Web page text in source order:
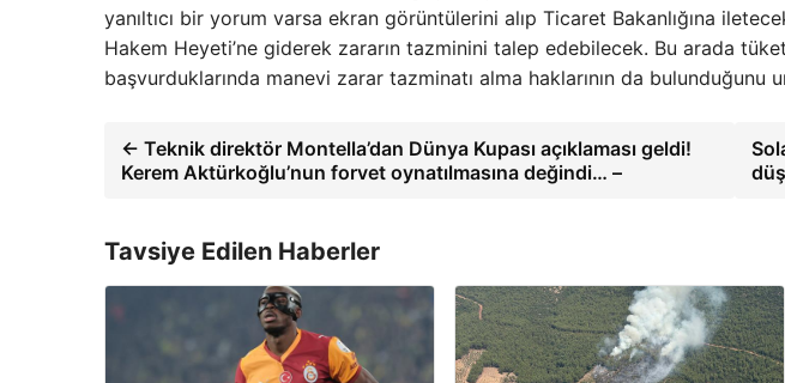
yanıltıcı bir yorum varsa ekran görüntülerini alıp Ticaret Bakanlığına
Hakem Heyeti’ne giderek zararın tazminini talep edebilecek. Bu arada
başvurduklarında manevi zarar tazminatı alma haklarının da bulunduğunu
← Teknik direktör Montella’dan Dünya Kupası açıklaması geldi!
Kerem Aktürkoğlu’nun forvet oynatılmasına değindi… –
Tavsiye Edilen Haberler